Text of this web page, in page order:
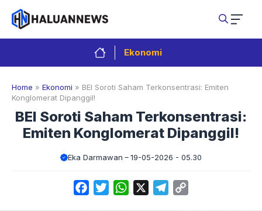
Langsung
isi
Ekonomi
Home » Ekonomi » BEI Soroti Saham Terkonsentrasi: Emiten
Konglomerat Dipanggil!
BEI Soroti Saham Terkonsentrasi:
Emiten Konglomerat Dipanggil!
Eka Darmawan 19-05-2026 - 05.30
FacebookTwitterWhatsApp Telegram